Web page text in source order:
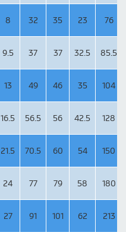
8 32 35 23 76
9.5 37 37 32.5 85.5
13 49 46 35 104
16.5 56.5 56 42.5 128
21.5 70.5 60 54 150
24 77 79 58 180
27 91 101 62 213